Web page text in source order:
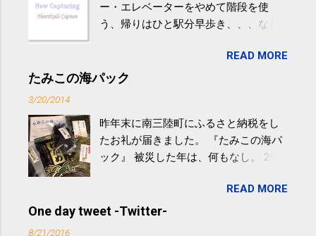
ー・エレベーターをやめて階段を使
う、帰りはひと駅分早歩き、、、など
やすい。 スポーツウェア・シューズで
するものだけが運動ではない。 食べ
けると改善する、との結果を筑波大の
研究チームが発表した。改善が期待で
きるのは、過度の飲酒が原因ではない
減らなくても効果があるという。 正田
教授は「汗ばむ程度の運動を毎日３０
READ MORE
たみこの海パック
3/20/2014
昨年末に南三陸町にふるさと納税をし
たお礼が届きました。 『たみこの海パ
ック』 被災した年は、何もなし。 2年
が『たみこの海パック』。 ボランティ
アや募金が苦手で、、、被災地の少し
READ MORE
One day tweet -Twitter-
8/21/2016